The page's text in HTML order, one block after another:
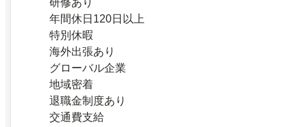
研修あり
年間休日120日以上
特別休暇
海外出張あり
グローバル企業
地域密着
退職金制度あり
交通費支給